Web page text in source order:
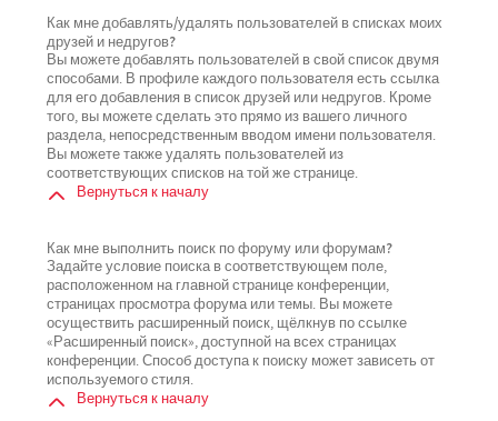
Как мне добавлять/удалять пользователей в списках моих
друзей и недругов?
Вы можете добавлять пользователей в свой список двумя
способами. В профиле каждого пользователя есть ссылка
для его добавления в список друзей или недругов. Кроме
того, вы можете сделать это прямо из вашего личного
раздела, непосредственным вводом имени пользователя.
Вы можете также удалять пользователей из
соответствующих списков на той же странице.
Вернуться к началу
Как мне выполнить поиск по форуму или форумам?
Задайте условие поиска в соответствующем поле,
расположенном на главной странице конференции,
страницах просмотра форума или темы. Вы можете
осуществить расширенный поиск, щёлкнув по ссылке
«Расширенный поиск», доступной на всех страницах
конференции. Способ доступа к поиску может зависеть от
используемого стиля.
Вернуться к началу